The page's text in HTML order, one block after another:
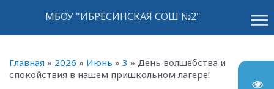
menu
МБОУ "ИБРЕСИНСКАЯ СОШ №2"
Главная » 2026 » Июнь » 3 » День волшебства и
спокойствия в нашем пришкольном лагере!